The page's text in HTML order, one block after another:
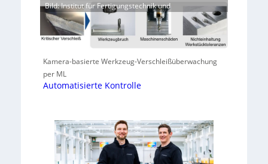
Bild: Institut für Fertigungstechnik und
Kamera-basierte Werkzeug-Verschleißüberwachung
per ML
Automatisierte Kontrolle